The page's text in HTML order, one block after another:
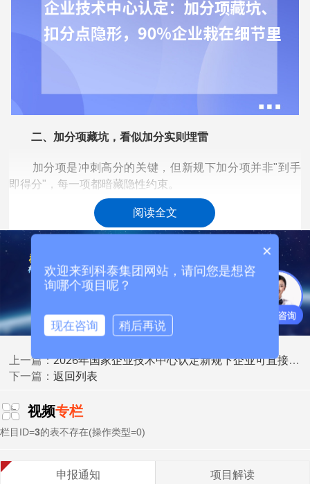
二、加分项藏坑，看似加分实则埋雷
加分项是冲刺高分的关键，但新规下加分项并非"到手
即得分"，每一项都暗藏隐性约束。
知识产权加分：重质量更重关联性。 拥有发明专利、参
与标准制定是核心加分项，但陷阱集中在关联性与有效性。
部分企业堆砌无关专利，或专利无缴费单据、权属存疑;参与
标准制定仅挂名，无实际起草记录，这类情况不仅不加分，
还会因材料不实影响评审。新规强调知识产权与主营业务高
产学研合作加分：拒绝"纸面合作"。 承担国家重大专
的"虚假合作"已被严令禁止。评审重点核查合作成果落地证
明：共同专利、技术转让合同、产业化项目记录等缺一不
分。
比、技术交易到账金额是关键加分指标。陷阱在于数据逻辑
不一致：申报材料、审计报告、税务报表数据矛盾，或成果
阅读全文
上一篇：2026年国家企业技术中心认定新规下企业可直接申报的三大硬指标解析
下一篇：返回列表
视频专栏
栏目ID=3的表不存在(操作类型=0)
申报通知 项目解读
×
欢迎来到科泰集团网站，请问您是想咨
询哪个项目呢？
现在咨询 稍后再说